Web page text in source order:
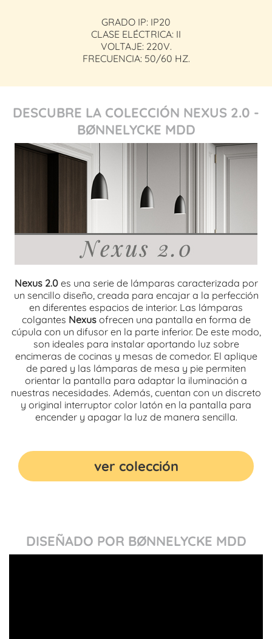
GRADO IP: IP20
CLASE ELÉCTRICA: II
VOLTAJE: 220V.
FRECUENCIA: 50/60 HZ.
DESCUBRE LA COLECCIÓN NEXUS 2.0 -
BØNNELYCKE MDD
Nexus 2.0es una serie de lámparas caracterizada por
un sencillo diseño, creada para encajar a la perfección
en diferentes espacios de interior. Las lámparas
colgantes Nexusofrecen una pantalla en forma de
cúpula con un difusor en la parte inferior. De este modo,
son ideales para instalar aportando luz sobre
encimeras de cocinas y mesas de comedor. El aplique
de pared y las lámparas de mesa y pie permiten
orientar la pantalla para adaptar la iluminación a
nuestras necesidades. Además, cuentan con un discreto
y original interruptor color latón en la pantalla para
encender y apagar la luz de manera sencilla.
ver colección
DISEÑADO POR BØNNELYCKE MDD